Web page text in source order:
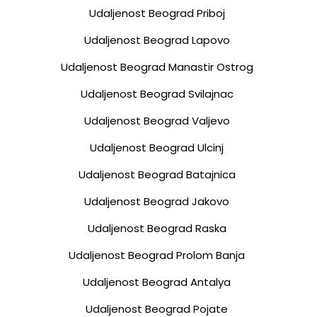
Udaljenost Beograd Priboj
Udaljenost Beograd Lapovo
Udaljenost Beograd Manastir Ostrog
Udaljenost Beograd Svilajnac
Udaljenost Beograd Valjevo
Udaljenost Beograd Ulcinj
Udaljenost Beograd Batajnica
Udaljenost Beograd Jakovo
Udaljenost Beograd Raska
Udaljenost Beograd Prolom Banja
Udaljenost Beograd Antalya
Udaljenost Beograd Pojate